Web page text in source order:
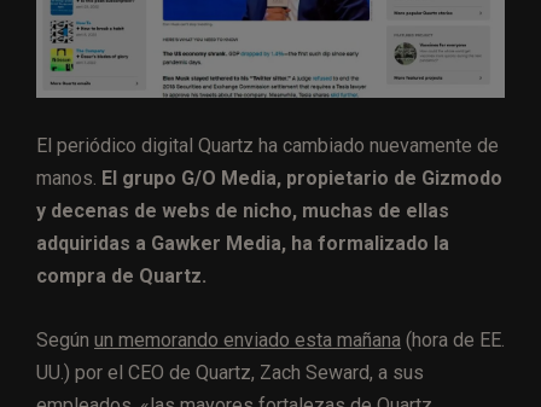
El periódico digital Quartz ha cambiado nuevamente de
manos. El grupo G/O Media, propietario de Gizmodo
y decenas de webs de nicho, muchas de ellas
adquiridas a Gawker Media, ha formalizado la
compra de Quartz.
Según un memorando enviado esta mañana (hora de EE.
UU.) por el CEO de Quartz, Zach Seward, a sus